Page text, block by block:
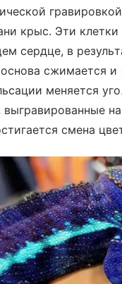
крыс. Эти клетки
сердце, в
сжимается и
меняется
смена